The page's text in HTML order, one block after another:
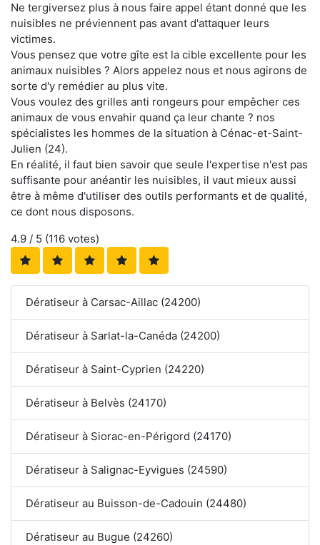
Ne tergiversez plus à nous faire appel étant donné que les
nuisibles ne préviennent pas avant d'attaquer leurs
victimes.
Vous pensez que votre gîte est la cible excellente pour les
animaux nuisibles ? Alors appelez nous et nous agirons de
sorte d'y remédier au plus vite.
Vous voulez des grilles anti rongeurs pour empêcher ces
animaux de vous envahir quand ça leur chante ? nos
spécialistes les hommes de la situation à Cénac-et-Saint-
Julien (24).
En réalité, il faut bien savoir que seule l'expertise n'est pas
suffisante pour anéantir les nuisibles, il vaut mieux aussi
être à même d'utiliser des outils performants et de qualité,
ce dont nous disposons.
4.9 / 5 (116 votes)
Dératiseur à Carsac-Aillac (24200)
Dératiseur à Sarlat-la-Canéda (24200)
Dératiseur à Saint-Cyprien (24220)
Dératiseur à Belvès (24170)
Dératiseur à Siorac-en-Périgord (24170)
Dératiseur à Salignac-Eyvigues (24590)
Dératiseur au Buisson-de-Cadouin (24480)
Dératiseur au Bugue (24260)